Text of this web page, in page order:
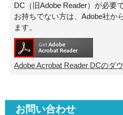
DC（旧Adobe Reader）が必要で
お持ちでない方は、Adobe社か
ます。
Adobe Acrobat Reader DCのダ
お問い合わせ